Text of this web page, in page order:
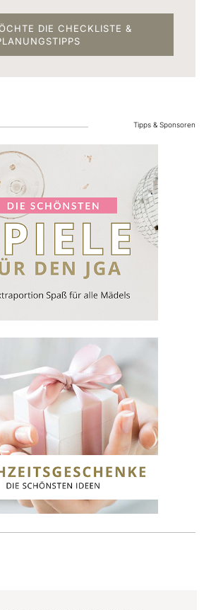
DIE CHECKLISTE &
Tipps & Sponsoren